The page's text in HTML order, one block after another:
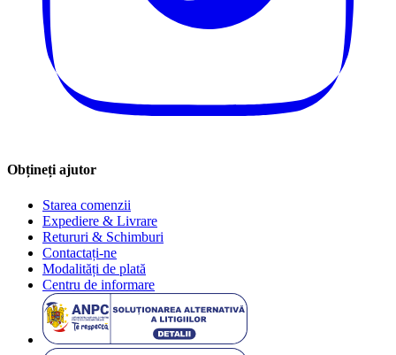
Obțineți ajutor
Starea comenzii
Expediere & Livrare
Retururi & Schimburi
Contactați-ne
Modalități de plată
Centru de informare